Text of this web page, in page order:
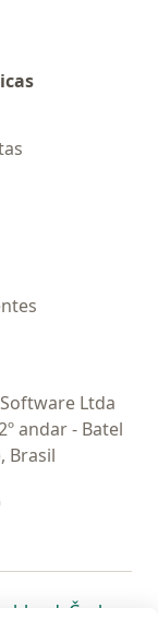
Ltda
andar - Batel
Brasil
separador
num novo
separador
novoabre num
Česko